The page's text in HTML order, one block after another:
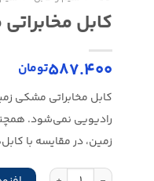
کابل مخابراتی مشکی
587.400تومان
رادیویی نمی‌شود.
زمین، در مقایسه با
کابل مخابراتی مشکی زمینی 25 در 2 در 6 دهم سیمیا